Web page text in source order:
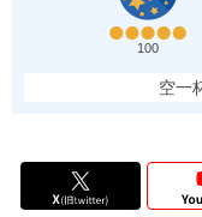
100
空一